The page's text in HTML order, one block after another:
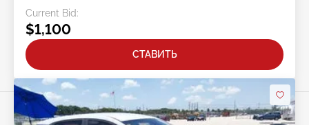
Current Bid:
$1,100
СТАВИТЬ